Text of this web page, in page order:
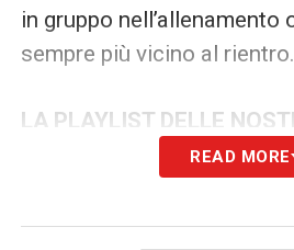
in gruppo nell’allenamento
sempre più vicino al rientro.
LA PLAYLIST DELLE
READ MORE